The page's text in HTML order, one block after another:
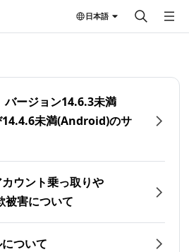
日本語
バージョン14.6.3未満
未満(Android)のサ
ウント乗っ取りや
被害について
ついて